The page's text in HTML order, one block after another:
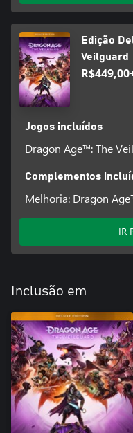
Edição
Veilguard
Jogos incluídos
Dragon Age™: The
Complementos
Melhoria: Dragon
IR
Inclusão em